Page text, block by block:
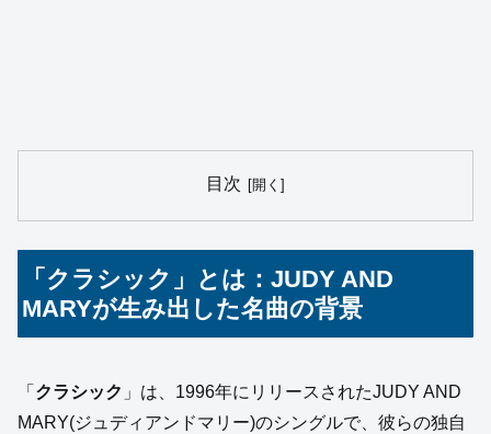
目次
「クラシック」とは：JUDY AND
MARYが生み出した名曲の背景
「 クラシック 」は、1996年にリリースされたJUDY AND
MARY(ジュディアンドマリー)のシングルで、彼らの独自